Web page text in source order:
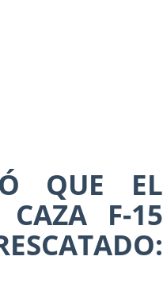
QUE EL
CAZA F-15